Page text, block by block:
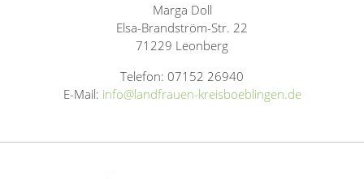
Marga Doll
Elsa-Brandström-Str. 22
71229 Leonberg
Telefon: 07152 26940
E-Mail: info@landfrauen-kreisboeblingen.de